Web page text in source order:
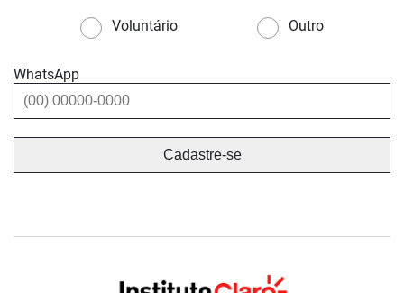
Voluntário Outro
WhatsApp